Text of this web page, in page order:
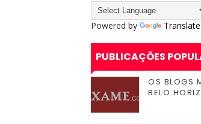
Powered by Translate
PUBLICAÇÕES
OS BLOGS
BELO